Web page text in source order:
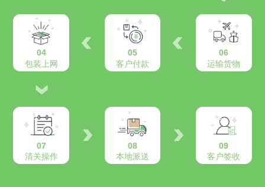
04
包装上网
05
客户付款
06
运输货物
07
清关操作
08
本地派送
09
客户签收